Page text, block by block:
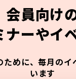
会員向け
ナーやイ
ために、毎月のイ
います